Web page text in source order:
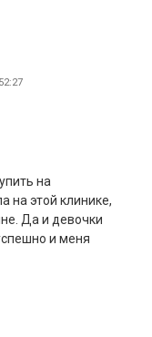
на
на этой клинике,
Да и девочки
и меня